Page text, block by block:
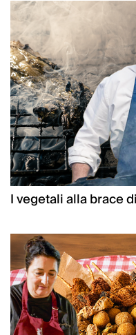
I vegetali alla brace